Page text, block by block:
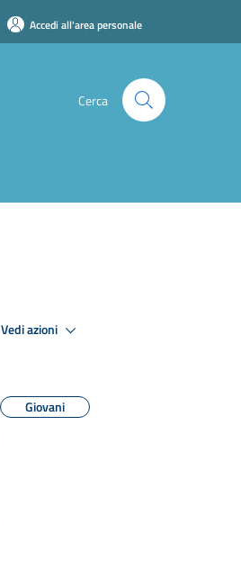
Accedi all'area personale
Cerca
Vedi azioni
Giovani